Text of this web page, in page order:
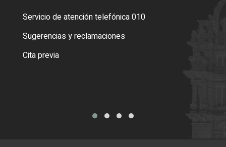
Servicio de atención telefónica 010
Sugerencias y reclamaciones
Cita previa